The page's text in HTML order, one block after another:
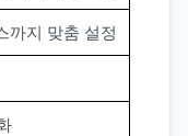
까지 맞춤 설정